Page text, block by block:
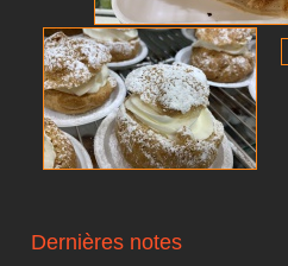
Dernières notes